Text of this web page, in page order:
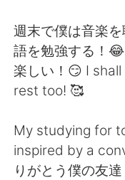
العربية
日本語
Русский
Indonesia
週末で僕は音楽
語を勉強する！
楽しい！😏 I
rest too! 🥰
My studying for
inspired by a
りがとう僕の友